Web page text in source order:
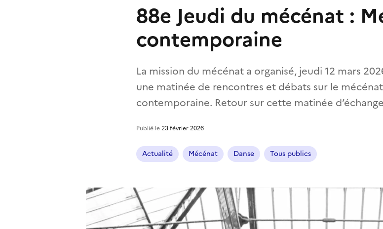
88e Jeudi du mécénat :
contemporaine
La mission du mécénat a organisé, jeudi 12 mars
une matinée de rencontres et débats sur le
contemporaine. Retour sur cette matinée
Publié le23 février 2026
Actualité Mécénat Danse Tous publics